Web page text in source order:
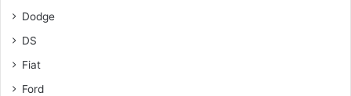
Dodge
DS
Fiat
Ford